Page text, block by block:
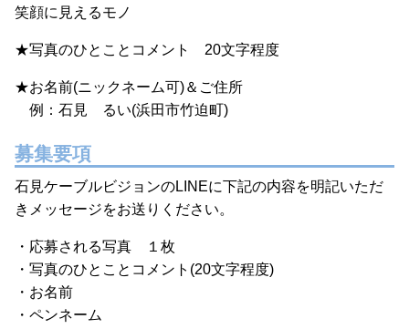
笑顔に見えるモノ
★写真のひとことコメント 20文字程度
★お名前(ニックネーム可)＆ご住所
例：石見 るい(浜田市竹迫町)
募集要項
石見ケーブルビジョンのLINEに下記の内容を明記いただ
きメッセージをお送りください。
・応募される写真 １枚
・写真のひとことコメント(20文字程度)
・お名前
・ペンネーム